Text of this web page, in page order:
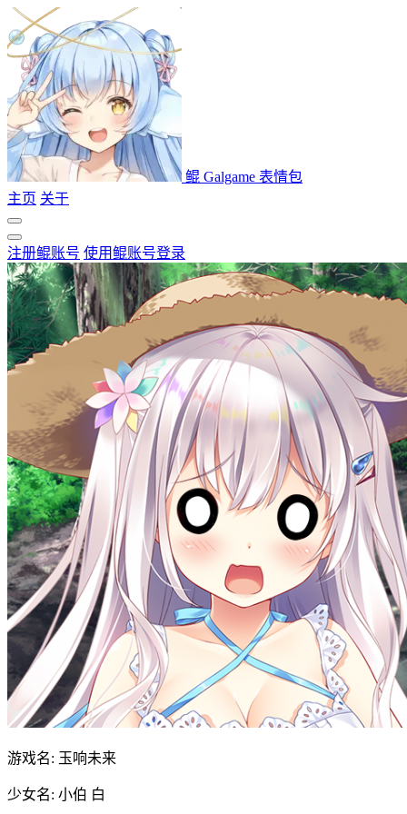
鲲 Galgame 表情包
主页 关于
注册鲲账号 使用鲲账号登录
游戏名: 玉响未来
少女名: 小伯 白